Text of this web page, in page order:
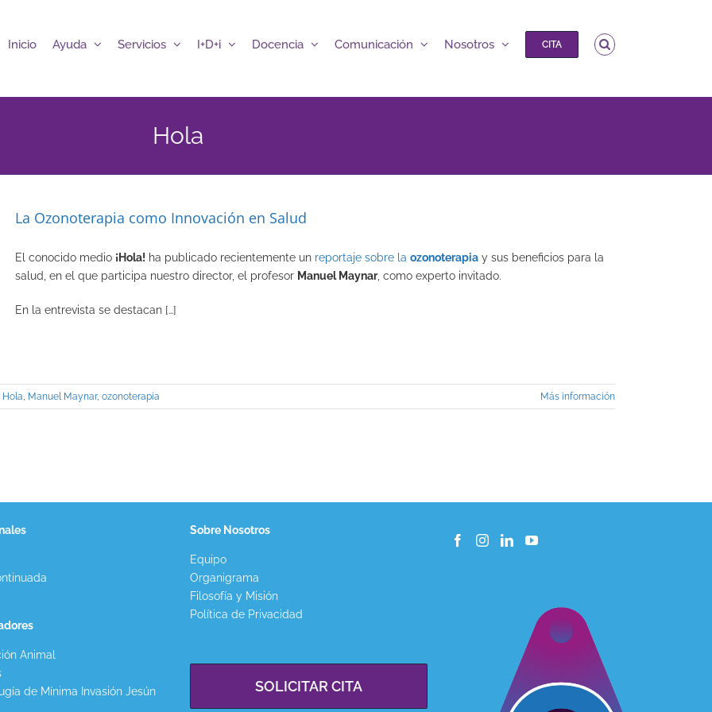
Inicio Ayuda Servicios I+D+i Docencia Comunicación Nosotros CITA
Hola
La Ozonoterapia como Innovación en Salud
El conocido medio ¡Hola! ha publicado recientemente un reportaje sobre la ozonoterapia y sus beneficios para la
salud, en el que participa nuestro director, el profesor Manuel Maynar, como experto invitado.
En la entrevista se destacan […]
Hola, Manuel Maynar, ozonoterapia Más información
Animal
de Mínima Invasión Jesún
Sobre Nosotros
Equipo
Organigrama
Filosofía y Misión
Política de Privacidad
SOLICITAR CITA